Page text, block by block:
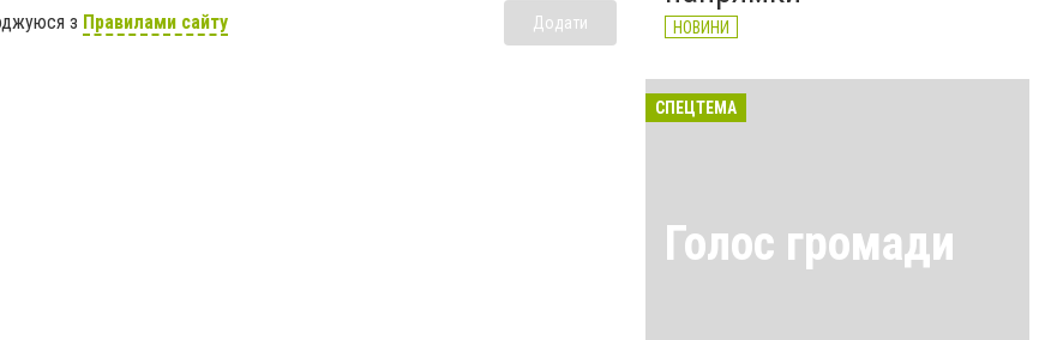
з Правилами сайту Додати НОВИНИ
СПЕЦТЕМА
Голос громади